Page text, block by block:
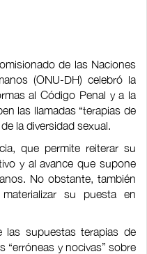
de las Naciones
(ONU-DH) celebró la
al Código Penal y a la
las llamadas “terapias de
la diversidad sexual.
que permite reiterar su
y al avance que supone
No obstante, también
su puesta en
las supuestas terapias de
“erróneas y nocivas” sobre